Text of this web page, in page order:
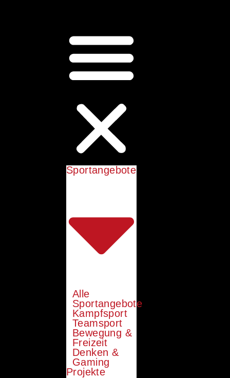
Sportangebote
Alle
Sportangebote
Kampfsport
Teamsport
Bewegung &
Freizeit
Denken &
Gaming
Projekte